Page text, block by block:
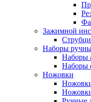
Зажимной
Наборы
Наборы
Наборы
Ножовки